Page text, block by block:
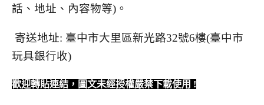
話、地址、內容物等)。
寄送地址: 臺中市大里區新光路32號6樓(臺中市
玩具銀行收)
歡迎轉貼連結，圖文未經授權嚴禁下載使用 !